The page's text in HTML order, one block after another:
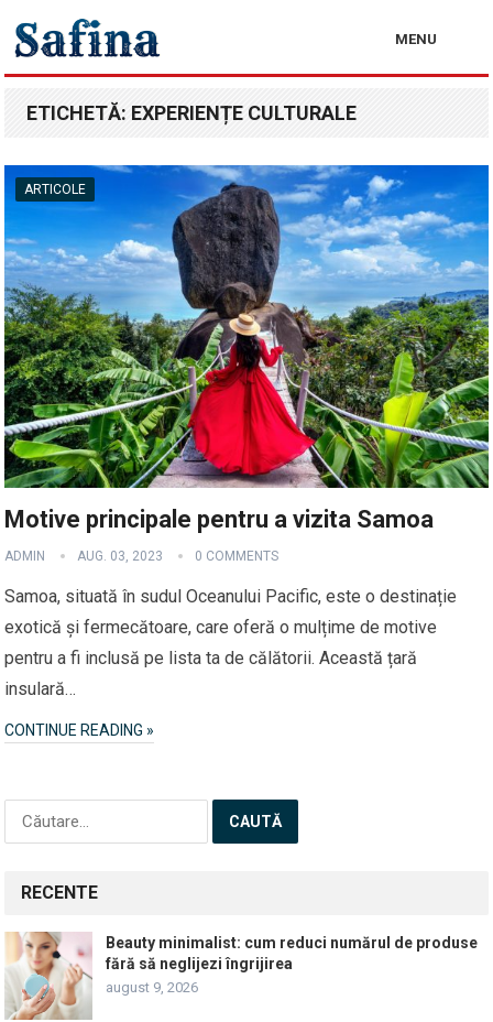
MENU
ETICHETĂ: EXPERIENȚE CULTURALE
ARTICOLE
Motive principale pentru a vizita Samoa
ADMIN AUG. 03, 2023 0 COMMENTS
Samoa, situată în sudul Oceanului Pacific, este o destinație
exotică și fermecătoare, care oferă o mulțime de motive
pentru a fi inclusă pe lista ta de călătorii. Această țară
insulară…
CONTINUE READING »
după:
RECENTE
Beauty minimalist: cum reduci numărul de produse
fără să neglijezi îngrijirea
august 9, 2026